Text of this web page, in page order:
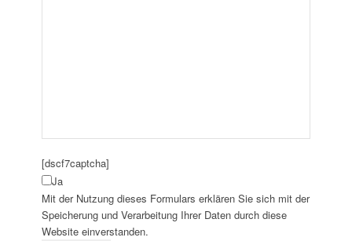
[dscf7captcha]
Please
leave
this
field
Ja
Mit der Nutzung dieses Formulars erklären Sie sich mit der
Speicherung und Verarbeitung Ihrer Daten durch diese
Website einverstanden.